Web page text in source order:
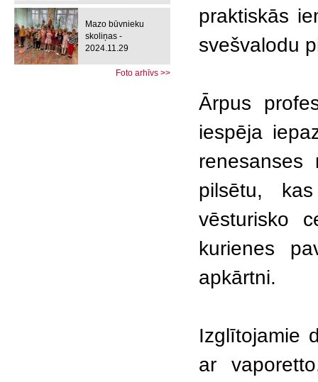
Mazo būvnieku
skoliņas -
2024.11.29
Foto arhīvs >>
praktiskās
svešvalodu
Ārpus
iespēja
renesanses
pilsētu,
vēsturisko
kurienes
apkārtni.
Izglītojamie
ar